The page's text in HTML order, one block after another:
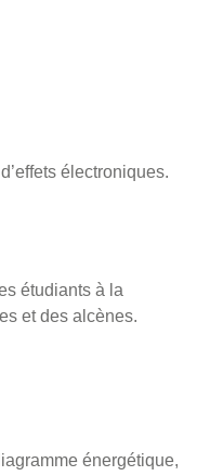
électroniques.
étudiants à la
et des alcènes.
énergétique,